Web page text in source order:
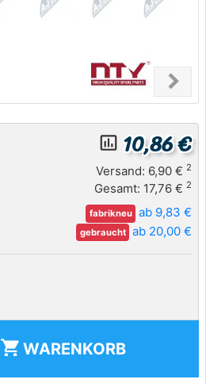
chevron_right
Next
insert_chart_outlined 10,86 €
Versand: 6,90 € 2
Gesamt: 17,76 € 2
fabrikneu ab 9,83 €
gebraucht ab 20,00 €
shopping_cart WARENKORB